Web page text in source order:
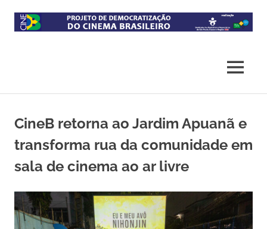
content
brasileiro
MENU
CineB retorna ao Jardim Apuanã e
transforma rua da comunidade em
sala de cinema ao ar livre